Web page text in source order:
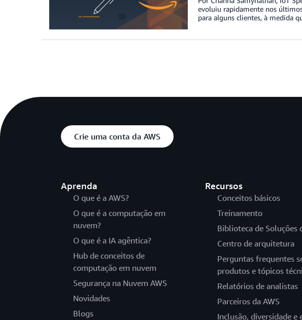
evoluiu rapidamente nos
para alguns clientes, à medida
Crie uma conta da AWS
Aprenda
O que é a AWS?
O que é a computação em
nuvem?
O que é a IA agêntica?
Hub de conceitos de
computação em nuvem
Segurança na Nuvem AWS
Novidades
Blogs
Recursos
Conceitos básicos
Treinamento
Biblioteca de Soluções
Centro de arquitetura
Perguntas frequentes
produtos e tópicos
Relatórios de analistas
Parceiros da AWS
Inclusão, diversidade e